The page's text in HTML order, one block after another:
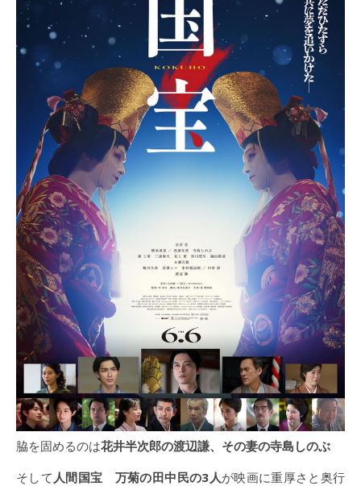
脇を固めるのは花井半次郎の渡辺謙、その妻の寺島しのぶ
そして 人間国宝 万菊の田中民の3 人が映画に重厚さと奥行